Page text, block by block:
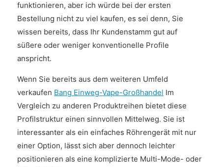
funktionieren, aber ich würde bei der ersten
Bestellung nicht zu viel kaufen, es sei denn, Sie
wissen bereits, dass Ihr Kundenstamm gut auf
süßere oder weniger konventionelle Profile
anspricht.
Wenn Sie bereits aus dem weiteren Umfeld
verkaufen Bang Einweg-Vape-Großhandel Im
Vergleich zu anderen Produktreihen bietet diese
Profilstruktur einen sinnvollen Mittelweg. Sie ist
interessanter als ein einfaches Röhrengerät mit nur
einer Option, lässt sich aber dennoch leichter
positionieren als eine komplizierte Multi-Mode- oder